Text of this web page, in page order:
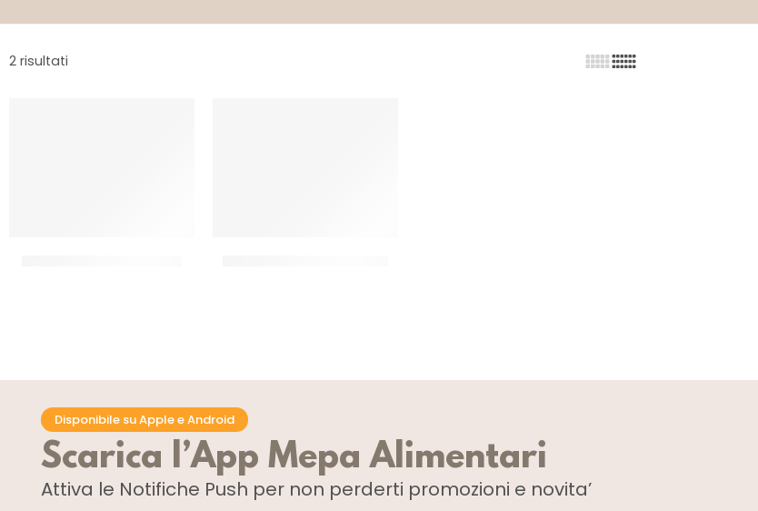
2 risultati
Disponibile su Apple e Android
Scarica l’App Mepa Alimentari
Attiva le Notifiche Push per non perderti promozioni e novita’